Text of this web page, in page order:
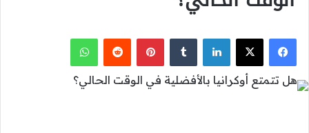
فيسبوك
‫X لينكدإن بينتيريست واتساب